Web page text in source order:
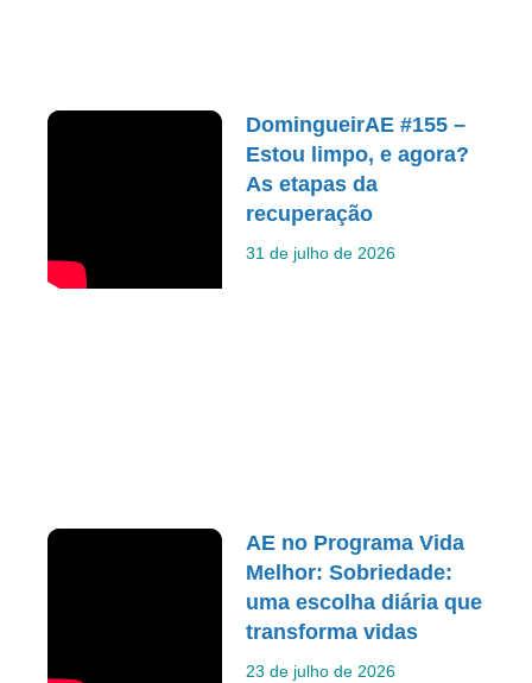
DomingueirAE #155 –
Estou limpo, e agora?
As etapas da
recuperação
31 de julho de 2026
AE no Programa Vida
Melhor: Sobriedade:
uma escolha diária que
transforma vidas
23 de julho de 2026